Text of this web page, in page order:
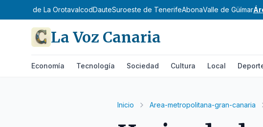
Valle de La OrotavaIcodDauteSuroeste de TenerifeAbonaValle de Güímar
La Voz Canaria
Economía Tecnología Sociedad Cultura Local
Inicio Area-metropolitana-gran-canaria